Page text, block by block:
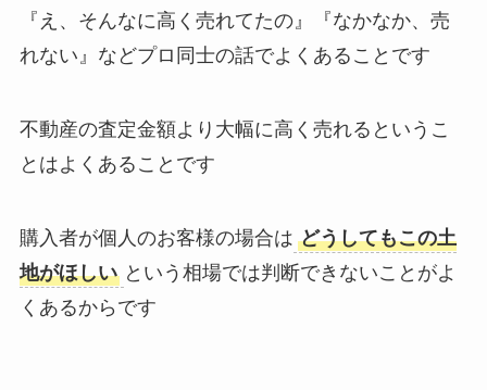
『え、そんなに高く売れてたの』『なかなか、売
れない』などプロ同士の話でよくあることです
不動産の査定金額より大幅に高く売れるというこ
とはよくあることです
購入者が個人のお客様の場合は どうしてもこの土
地がほしい という相場では判断できないことがよ
くあるからです